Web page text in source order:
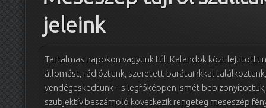
jeleink
Tartalmas napokon vagyunk túl! Kalandok közt
állomást, rádióztunk, szeretett barátainkkal
vendégeskedtünk – s legfőképpen ismét
szubjektív beszámoló következik rengeteg meseszép